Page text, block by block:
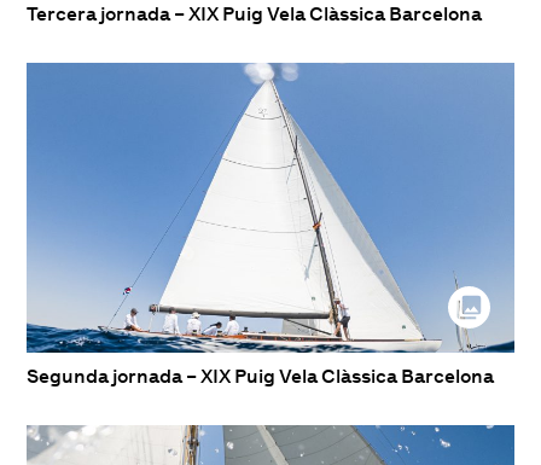
Tercera jornada – XIX Puig Vela Clàssica Barcelona
Segunda jornada – XIX Puig Vela Clàssica Barcelona